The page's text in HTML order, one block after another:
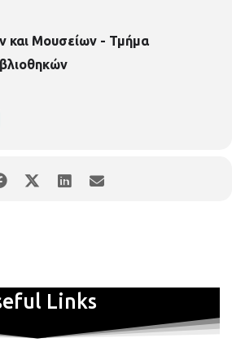
και Μουσείων - Τμήμα
Links